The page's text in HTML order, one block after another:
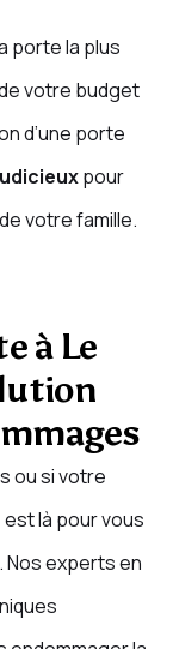
porte la plus
votre budget
d’une porte
pour
votre famille.
à Le
ou si votre
est là pour vous
. Nos experts en